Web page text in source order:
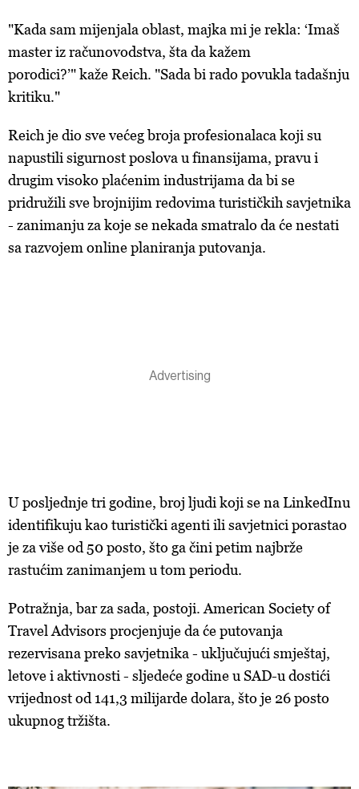
"Kada sam mijenjala oblast, majka mi je rekla: ‘Imaš
master iz računovodstva, šta da kažem
porodici?’" kaže Reich. "Sada bi rado povukla tadašnju
kritiku."
Reich je dio sve većeg broja profesionalaca koji su
napustili sigurnost poslova u finansijama, pravu i
drugim visoko plaćenim industrijama da bi se
pridružili sve brojnijim redovima turističkih savjetnika
- zanimanju za koje se nekada smatralo da će nestati
sa razvojem online planiranja putovanja.
U posljednje tri godine, broj ljudi koji se na LinkedInu
identifikuju kao turistički agenti ili savjetnici porastao
je za više od 50 posto, što ga čini petim najbrže
rastućim zanimanjem u tom periodu.
Potražnja, bar za sada, postoji. American Society of
Travel Advisors procjenjuje da će putovanja
rezervisana preko savjetnika - uključujući smještaj,
letove i aktivnosti - sljedeće godine u SAD-u dostići
vrijednost od 141,3 milijarde dolara, što je 26 posto
ukupnog tržišta.